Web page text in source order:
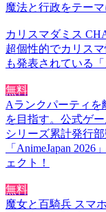
魔法と行政をテー
カリスマダミス
超個性的でカリス
も発表されている
無料
Aランクパーティを
を目指す。公式ゲ
シリーズ累計発行
「AnimeJapan
ェクト！
無料
魔女と百騎兵 スマ